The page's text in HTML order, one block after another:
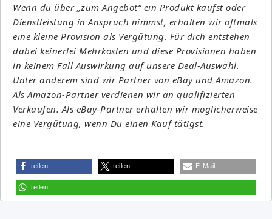
Wenn du über „zum Angebot“ ein Produkt kaufst oder
Dienstleistung in Anspruch nimmst, erhalten wir oftmals
eine kleine Provision als Vergütung. Für dich entstehen
dabei keinerlei Mehrkosten und diese Provisionen haben
in keinem Fall Auswirkung auf unsere Deal-Auswahl.
Unter anderem sind wir Partner von eBay und Amazon.
Als Amazon-Partner verdienen wir an qualifizierten
Verkäufen. Als eBay-Partner erhalten wir möglicherweise
eine Vergütung, wenn Du einen Kauf tätigst.
teilen teilen E-Mail
teilen